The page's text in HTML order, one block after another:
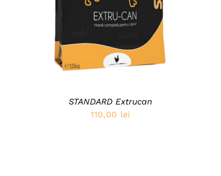
STANDARD Extrucan
110,00 lei